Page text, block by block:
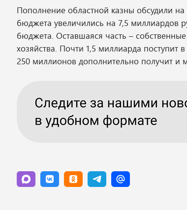
Пополнение областной казны обсудили
бюджета увеличились на 7,5 миллиардов
бюджета. Оставшаяся часть –
хозяйства. Почти 1,5 миллиарда поступит
250 миллионов дополнительно получит и